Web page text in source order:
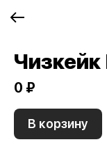
0 ₽
В корзину